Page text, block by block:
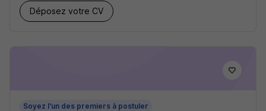
Déposez votre CV
Soyez l'un des premiers à postuler